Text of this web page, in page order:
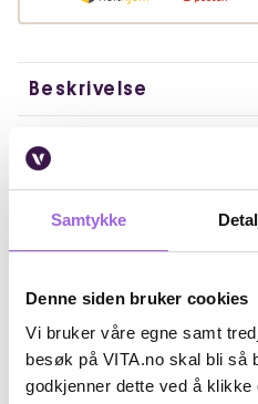
Samtykke
Denne siden bruker cookies
Vi bruker våre egne samt
besøk på VITA.no skal bli så
godkjenner dette ved å klikke
Beskrivelse
Bruk
Fordeler
Ingredienser
Artikkelnummer: 240612004
Omtaler
Andre har også kjøpt..